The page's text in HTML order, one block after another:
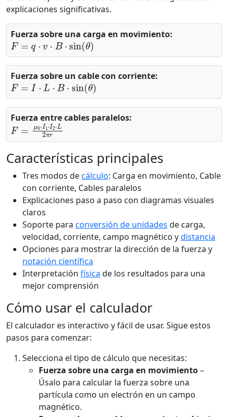
explicaciones significativas.
Fuerza sobre una carga en movimiento:
F=q⋅v⋅B⋅sin(θ)
Fuerza sobre un cable con corriente:
F=I⋅L⋅B⋅sin(θ)
Fuerza entre cables paralelos:
F=μ0⋅I1⋅I2⋅L2πr
Características principales
Tres modos decálculo: Carga en movimiento, Cable
con corriente, Cables paralelos
Explicaciones paso a paso con diagramas visuales
claros
Soporte para conversión de unidades de carga,
velocidad, corriente, campo magnético ydistancia
Opciones para mostrar la dirección de la fuerza y
notación científica
Interpretación física de los resultados para una
mejor comprensión
Cómo usar el calculador
El calculador es interactivo y fácil de usar. Sigue estos
pasos para comenzar:
Selecciona el tipo de cálculo que necesitas:
Fuerza sobre una carga en movimiento–
Úsalo para calcular la fuerza sobre una
partícula como un electrón en un campo
magnético.